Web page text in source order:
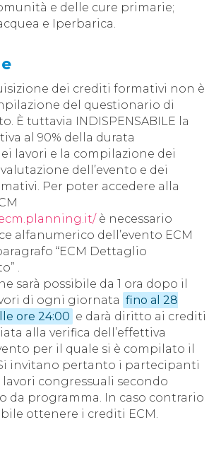
e delle cure primarie;
e Iperbarica.
dei crediti formativi non è
del questionario di
È tuttavia INDISPENSABILE la
al 90% della durata
lavori e la compilazione dei
dell’evento e dei
Per poter accedere alla
è necessario
alfanumerico dell’evento ECM
“ECM Dettaglio
.
sarà possibile da 1 ora dopo il
di ogni giornata fino al 28
ore 24:00 e darà diritto ai crediti
alla verifica dell’effettiva
per il quale si è compilato il
invitano pertanto i partecipanti
lavori congressuali secondo
da programma. In caso contrario
ottenere i crediti ECM.